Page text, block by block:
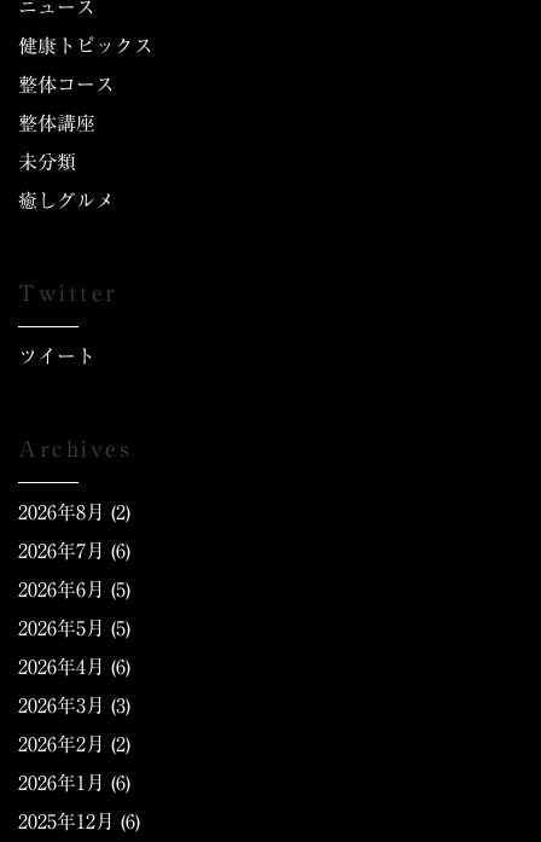
ニュース
健康トピックス
整体コース
整体講座
未分類
癒しグルメ
Twitter
ツイート
Archives
2026年8月 (2)
2026年7月 (6)
2026年6月 (5)
2026年5月 (5)
2026年4月 (6)
2026年3月 (3)
2026年2月 (2)
2026年1月 (6)
2025年12月 (6)